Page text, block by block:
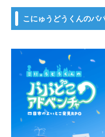
こにゅうどうくんのパ